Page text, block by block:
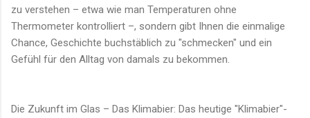
zu verstehen – etwa wie man Temperaturen ohne
Thermometer kontrolliert –, sondern gibt Ihnen die einmalige
Chance, Geschichte buchstäblich zu "schmecken" und ein
Gefühl für den Alltag von damals zu bekommen.
Die Zukunft im Glas – Das Klimabier: Das heutige "Klimabier"-